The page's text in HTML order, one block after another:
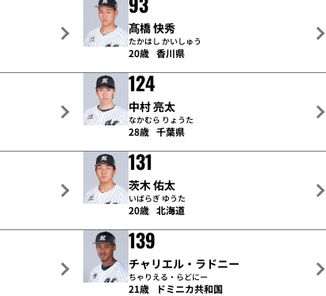
髙橋 快秀
たかはし かいしゅう
20歳 香川県
124
中村 亮太
なかむら りょうた
28歳 千葉県
131
茨木 佑太
いばらぎ ゆうた
20歳 北海道
139
チャリエル・ラドニー
ちゃりえる・らどにー
21歳 ドミニカ共和国